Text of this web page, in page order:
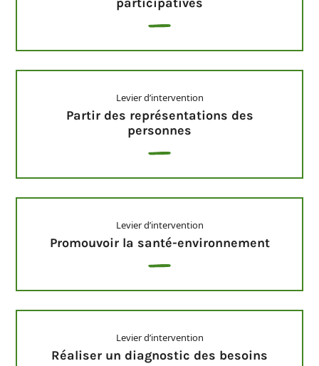
Levier d’intervention
Partir des représentations des
personnes
Levier d’intervention
Promouvoir la santé-environnement
Levier d’intervention
Réaliser un diagnostic des besoins